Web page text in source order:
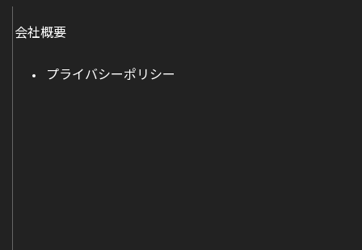
会社概要
プライバシーポリシー